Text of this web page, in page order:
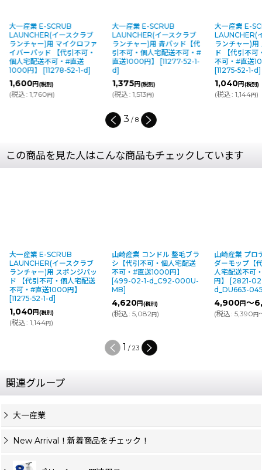
スクラブ
クロファ
引不可・
#直送
52-1-d]
大一産業 E-SCRUB
LAUNCHER(イースクラブ
ランチャー)用 青パッド【代
引不可・個人宅配送不可・#
直送1000円】
11277-52-1-
d]
1,375
(税込
大一産業 E-SCRUB
LAUNCHER(イースクラブ
ランチャー)用 スポンジパッ
ド 【代引不可・個人宅配送
不可・#直送1000円】
1,040
(
(
4 / 8
この商品を見た人はこんな商品もチェックしています
大一産業 E-SCRUB
LAUNCHER(イースクラブ
ランチャー)用 スポンジパッ
ド 【代引不可・個人宅配送
不可・#直送1000円】
[11275-52-1-d]
1,040円(税別)
(税込: 1,144円)
山崎産業 コンドル 整毛ブラ
シ【代引不可・個人宅配送
不可・#直送1000円】
[499-02-1-d_C92-000U-
MB]
4,620円(税別)
(税込: 5,082円)
山崎産業 プロ
ダーモップ【
人宅配送不可
円】
[2821-
d_DU663-
4,900円～
(税込: 5,390円
1 / 23
関連グループ
大一産業
New Arrival！新着商品をチェック！